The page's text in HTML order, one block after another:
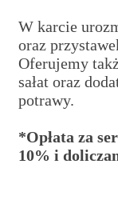
W karcie
oraz
Oferujemy
sałat oraz
potrawy.
*Opłata za
10% i